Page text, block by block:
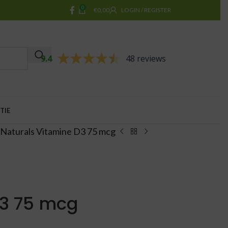
0 €0,00 LOGIN / REGISTER
9.4 48 reviews
Vitamine D3 75 mcg
75 mcg